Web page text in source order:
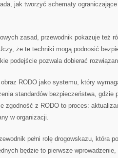
jak tworzyć schematy
zasad, przewodnik pokazuje też
że te techniki mogą podnosić
podejście pozwala dobierać
RODO jako systemu, który
standardów bezpieczeństwa, gdzie
zgodność z RODO to proces:
w organizacji.
pełni rolę drogowskazu, która
będzie to pierwsze